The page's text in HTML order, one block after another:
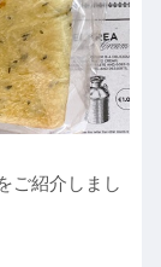
ご紹介しまし